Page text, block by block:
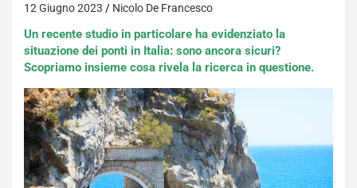
12 Giugno 2023 Nicolo De Francesco
Un recente studio in particolare ha evidenziato la
situazione dei ponti in Italia: sono ancora sicuri?
Scopriamo insieme cosa rivela la ricerca in questione.